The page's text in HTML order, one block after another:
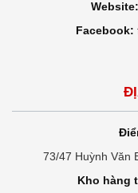
Website:
Facebook:
73/47 Huỳnh Văn
Kho hàng